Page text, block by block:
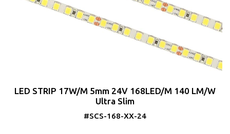
LED STRIP 17W/M 5mm 24V 168LED/M 140 LM/W
Ultra Slim
#SCS-168-XX-24